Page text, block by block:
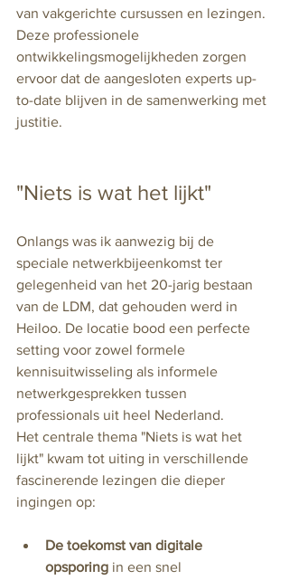
van vakgerichte cursussen en lezingen.
Deze professionele
ontwikkelingsmogelijkheden zorgen
ervoor dat de aangesloten experts up-
to-date blijven in de samenwerking met
justitie.
"Niets is wat het lijkt"
Onlangs was ik aanwezig bij de
speciale netwerkbijeenkomst ter
gelegenheid van het 20-jarig bestaan
van de LDM, dat gehouden werd in
Heiloo. De locatie bood een perfecte
setting voor zowel formele
kennisuitwisseling als informele
netwerkgesprekken tussen
professionals uit heel Nederland.
Het centrale thema "Niets is wat het
lijkt" kwam tot uiting in verschillende
fascinerende lezingen die dieper
ingingen op:
De toekomst van digitale
opsporing in een snel